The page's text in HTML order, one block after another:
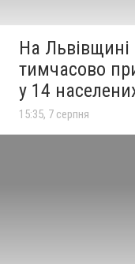
На
тимчасово
у 14
15:35, 7 серпня